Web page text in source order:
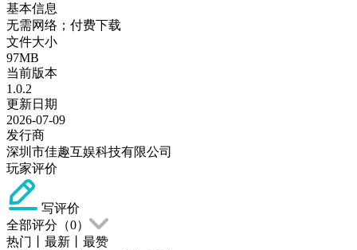
基本信息
无需网络；付费下载
文件大小
97MB
当前版本
1.0.2
更新日期
2026-07-09
发行商
深圳市佳趣互娱科技有限公司
玩家评价
写评价
全部评分（0）
热门
最新
最赞